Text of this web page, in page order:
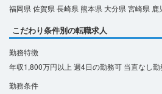
福岡県佐賀県長崎県熊本県 大分県宮崎県 鹿
こだわり条件別の転職求人
勤務特徴
年収1,800万円以上 週4日の勤務可 当直なし
勤務条件